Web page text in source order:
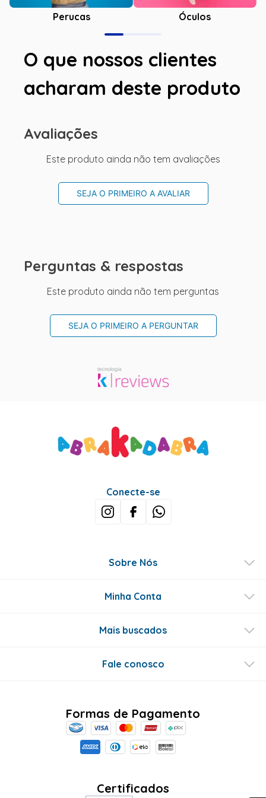
Perucas Óculos
O que nossos clientes
acharam deste produto
Avaliações
Este produto ainda não tem avaliações
SEJA O PRIMEIRO A AVALIAR
Perguntas & respostas
Este produto ainda não tem perguntas
SEJA O PRIMEIRO A PERGUNTAR
Conecte-se
Sobre Nós
Minha Conta
Mais buscados
Fale conosco
Formas de Pagamento
Certificados